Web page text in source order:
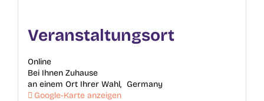
Veranstaltungsort
Online
Bei Ihnen Zuhause
an einem Ort Ihrer Wahl, Germany
Google-Karte anzeigen